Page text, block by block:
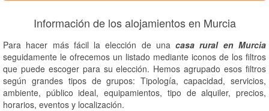
Información de los alojamientos en Murcia
Para hacer más fácil la elección de unacasa rural en Murcia
seguidamente le ofrecemos un listado mediante iconos de los filtros
que puede escoger para su elección. Hemos agrupado esos filtros
según grandes tipos de grupos: Tipología, capacidad, servicios,
ambiente, público ideal, equipamientos, tipo de alquiler, precios,
horarios, eventos y localización.